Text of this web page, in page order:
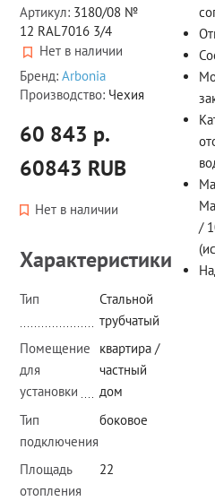
Артикул: 3180/08 №
12 RAL7016 3/4
Нет в наличии
Бренд: Arbonia
Производство: Чехия
60 843 р.
60843 RUB
Нет в наличии
Характеристики
Тип
Стальной
трубчатый
Помещение
для
установки
квартира /
частный
дом
Тип
подключения
боковое
Площадь
отопления
22
/